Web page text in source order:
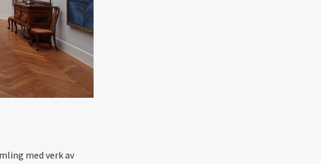
med verk av